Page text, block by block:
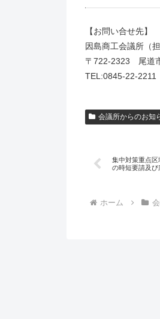
【お問い合せ先】
因島商工会議所（
〒722-2323 尾道
TEL:0845-22-
会議所からのお知
集中対策重点
の時短要請及
ホーム